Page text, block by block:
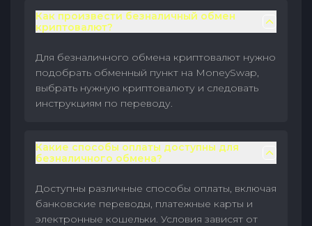
Как произвести безналичный обмен
криптовалют?
Для безналичного обмена криптовалют нужно
подобрать обменный пункт на MoneySwap,
выбрать нужную криптовалюту и следовать
инструкциям по переводу.
Какие способы оплаты доступны для
безналичного обмена?
Доступны различные способы оплаты, включая
банковские переводы, платежные карты и
электронные кошельки. Условия зависят от